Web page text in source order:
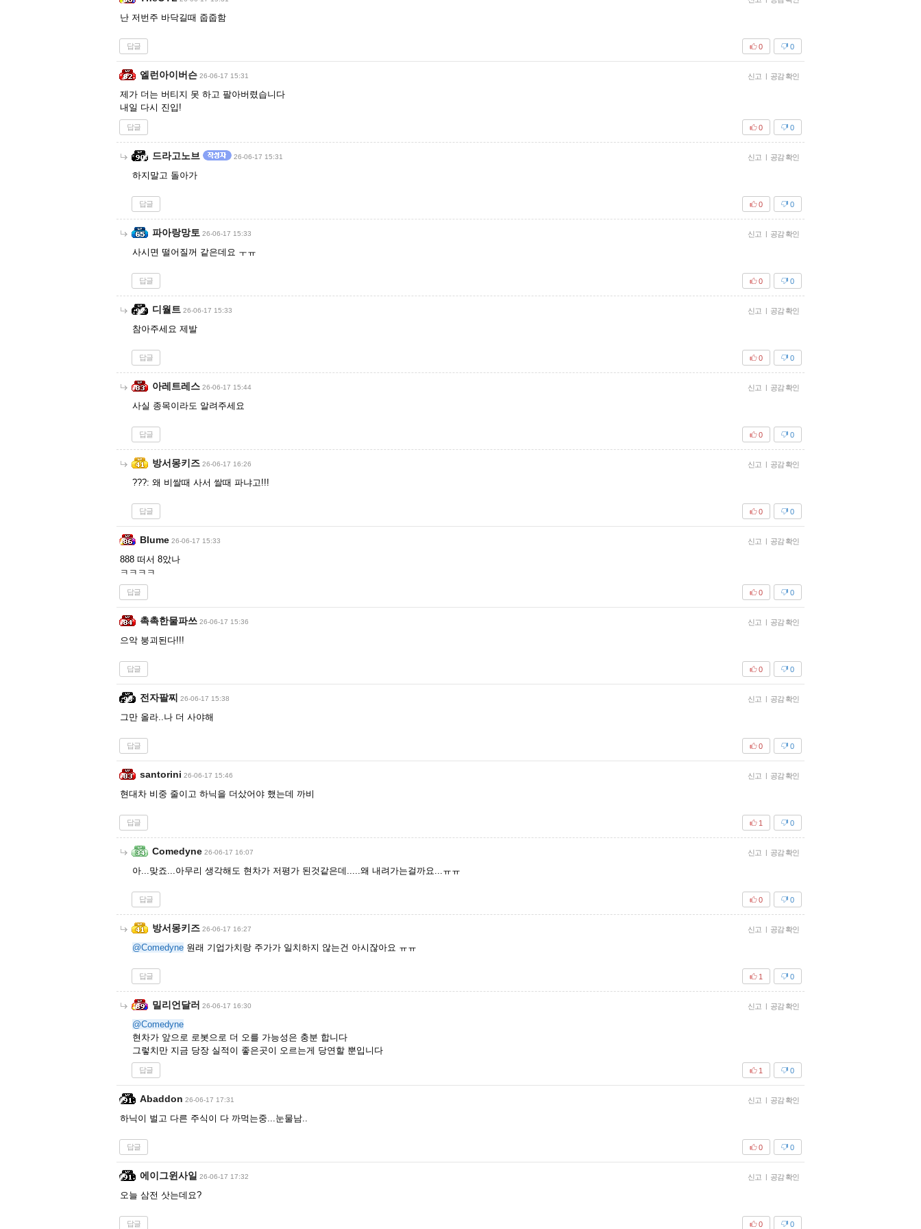
난 저번주 바닥길때 줍줍함
답글 0
0
엘런아이버슨 26-06-17 15:31 신고 | 공감 확인
제가 더는 버티지 못 하고 팔아버렸습니다
내일 다시 진입!
답글 0
0
드라고노브 26-06-17 15:31 신고 | 공감 확인
하지말고 돌아가
답글 0
0
파아랑망토 26-06-17 15:33 신고 | 공감 확인
사시면 떨어질꺼 같은데요 ㅜㅠ
답글 0
0
디월트 26-06-17 15:33 신고 | 공감 확인
참아주세요 제발
답글 0
0
아레트레스 26-06-17 15:44 신고 | 공감 확인
사실 종목이라도 알려주세요
답글 0
0
방서몽키즈 26-06-17 16:26 신고 | 공감 확인
???: 왜 비쌀때 사서 쌀때 파냐고!!!
답글 0
0
Blume 26-06-17 15:33 신고 | 공감 확인
888 떠서 8았나
ㅋㅋㅋㅋ
답글 0
0
촉촉한물파쓰 26-06-17 15:36 신고 | 공감 확인
으악 붕괴된다!!!
답글 0
0
전자팔찌 26-06-17 15:38 신고 | 공감 확인
그만 올라..나 더 사야해
답글 0
0
santorini 26-06-17 15:46 신고 | 공감 확인
현대차 비중 줄이고 하닉을 더샀어야 했는데 까비
답글 0
1
Comedyne 26-06-17 16:07 신고 | 공감 확인
아...맞죠...아무리 생각해도 현차가 저평가 된것같은데.....왜 내려가는걸까요...ㅠㅠ
답글 0
0
방서몽키즈 26-06-17 16:27 신고 | 공감 확인
@Comedyne 원래 기업가치랑 주가가 일치하지 않는건 아시잖아요 ㅠㅠ
답글 0
1
밀리언달러 26-06-17 16:30 신고 | 공감 확인
@Comedyne
현차가 앞으로 로봇으로 더 오를 가능성은 충분 합니다
그렇치만 지금 당장 실적이 좋은곳이 오르는게 당연할 뿐입니다
답글 0
1
Abaddon 26-06-17 17:31 신고 | 공감 확인
하닉이 벌고 다른 주식이 다 까먹는중...눈물남..
답글 0
0
에이그윈사일 26-06-17 17:32 신고 | 공감 확인
오늘 삼전 삿는데요?
답글 0
0